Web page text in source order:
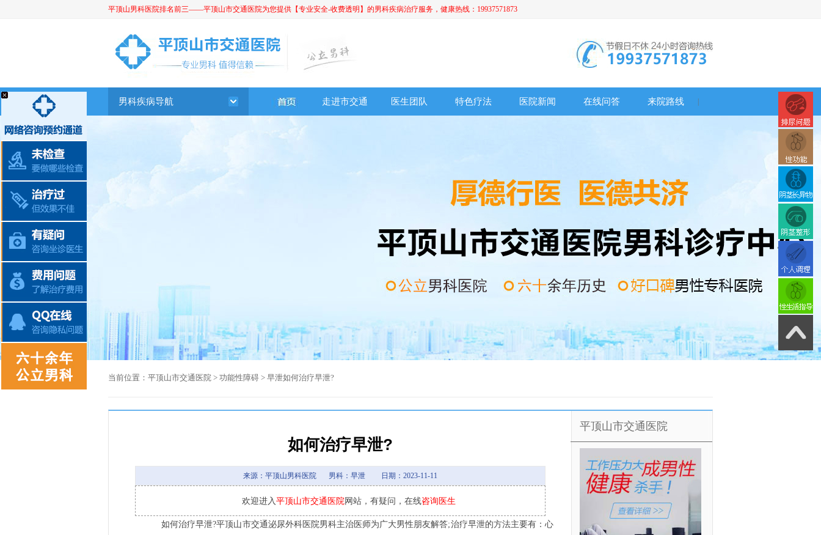
平顶山男科医院排名前三——平顶山市交通医院为您提供【专业安全-收费透明】的男科疾病治疗服务，健康热线：19937571873
男科疾病导航 走进市交通 医生团队 特色疗法 医院新闻 在线问答 来院路线
当前位置： 平顶山市交通医院 > 功能性障碍 > 早泄如何治疗早泄?
如何治疗早泄?
来源：平顶山男科医院 男科：早泄 日期：2023-11-11
欢迎进入平顶山市交通医院网站，有疑问，在线咨询医生
如何治疗早泄?平顶山市交通泌尿外科医院男科主治医师为广大男性朋友解答;治疗早泄的方法主要有：心
平顶山市交通医院